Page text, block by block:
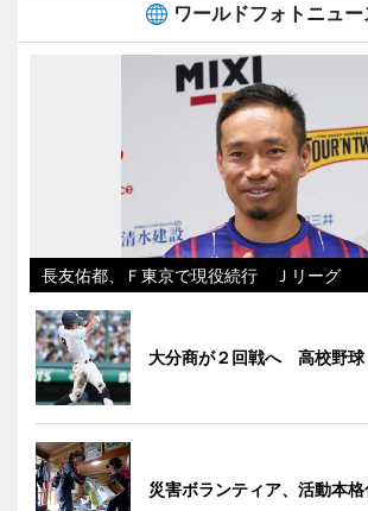
ワールドフォトニュー
長友佑都、Ｆ東京で現役続行 Ｊリーグ
大分商が２回戦へ 高校野球
災害ボランティア、活動本格